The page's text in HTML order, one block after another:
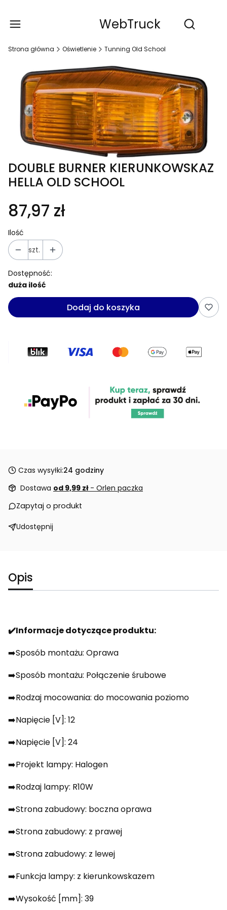
WebTruck Otwórz
Strona główna Oświetlenie Tunning Old School
DOUBLE BURNER KIERUNKOWSKAZ
HELLA OLD SCHOOL
87,97 zł
Ilość
szt.
Dostępność:
duża ilość
Dodaj do koszyka
Czas wysyłki:24 godziny
Dostawa od 9,99 zł - Orlen paczka
Zapytaj o produkt
Udostępnij
Opis
✔️Informacje dotyczące produktu:
➡️Sposób montażu: Oprawa
➡️Sposób montażu: Połączenie śrubowe
➡️Rodzaj mocowania: do mocowania poziomo
➡️Napięcie [V]: 12
➡️Napięcie [V]: 24
➡️Projekt lampy: Halogen
➡️Rodzaj lampy: R10W
➡️Strona zabudowy: boczna oprawa
➡️Strona zabudowy: z prawej
➡️Strona zabudowy: z lewej
➡️Funkcja lampy: z kierunkowskazem
➡️Wysokość [mm]: 39